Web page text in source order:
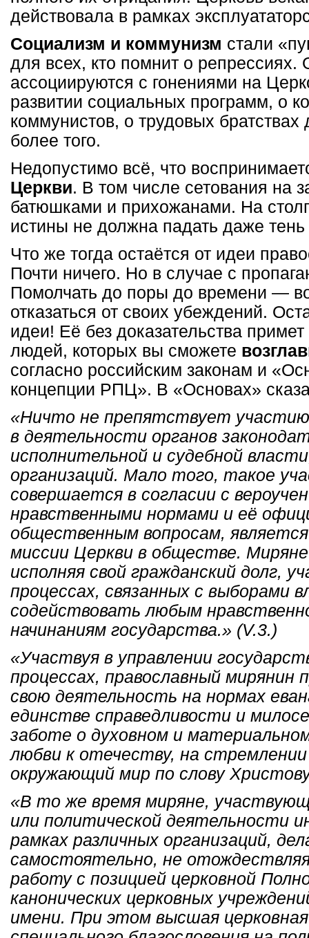
действовала в рамках
Социализм и коммунизм стали
для всех, кто помнит о репрессиях.
ассоциируются с гонениями на
развитии социальных программ, о
коммунистов, о трудовых
более того.
Недопустимо всё, что
Церкви. В том числе сетования на
батюшками и прихожанами. На
истины не должна падать даже
Что же тогда остаётся от идеи
Почти ничего. Но в случае с
Помолчать до поры до времени —
отказаться от своих убеждений.
идеи! Её без доказательства
людей, которых вы сможете
согласно российским законам и
концепции РПЦ». В «Основах»
«Ничто не препятствует участию
в деятельности органов
исполнительной и судебной
организаций. Мало того, такое
совершается в согласии с
нравственными нормами и её
общественным вопросам,
миссии Церкви в обществе.
исполняя свой гражданский долг,
процессах, связанных с выборами
содействовать любым
начинаниям государства.» (V.3.)
«Участвуя в управлении
процессах, православный мирянин
свою деятельность на нормах
единстве справедливости и
заботе о духовном и
любви к отечеству, на
окружающий мир по слову
«В то же время миряне,
или политической деятельности
рамках различных организаций,
самостоятельно, не
работу с позицией церковной
канонических церковных
имени. При этом высшая